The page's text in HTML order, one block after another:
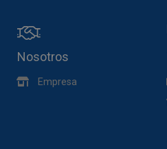
Nosotros
Empresa